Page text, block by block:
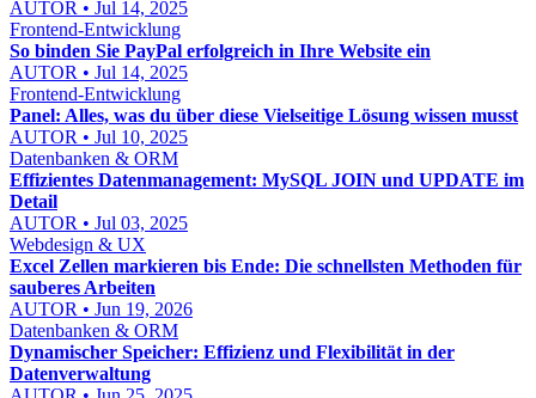
AUTOR • Jul 14, 2025
Frontend-Entwicklung
So binden Sie PayPal erfolgreich in Ihre Website ein
AUTOR • Jul 14, 2025
Frontend-Entwicklung
Panel: Alles, was du über diese Vielseitige Lösung wissen musst
AUTOR • Jul 10, 2025
Datenbanken & ORM
Effizientes Datenmanagement: MySQL JOIN und UPDATE im
Detail
AUTOR • Jul 03, 2025
Webdesign & UX
Excel Zellen markieren bis Ende: Die schnellsten Methoden für
sauberes Arbeiten
AUTOR • Jun 19, 2026
Datenbanken & ORM
Dynamischer Speicher: Effizienz und Flexibilität in der
Datenverwaltung